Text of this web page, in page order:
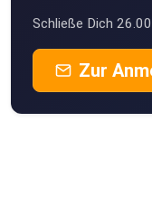
Schließe Dich
Zur